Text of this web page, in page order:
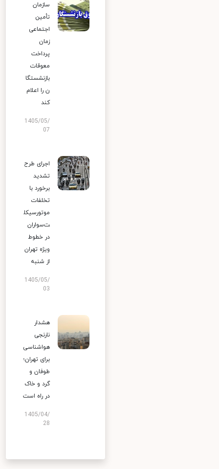
سازمان
تأمین
اجتماعی
زمان
پرداخت
معوقات
بازنشستگا
ن را اعلام
کند
1405/05/
07
اجرای طرح
تشدید
برخورد با
تخلفات
موتورسیکل
ت‌سواران
در خطوط
ویژه تهران
از شنبه
1405/05/
03
هشدار
نارنجی
هواشناسی
برای تهران؛
طوفان و
گرد و خاک
در راه است
1405/04/
28